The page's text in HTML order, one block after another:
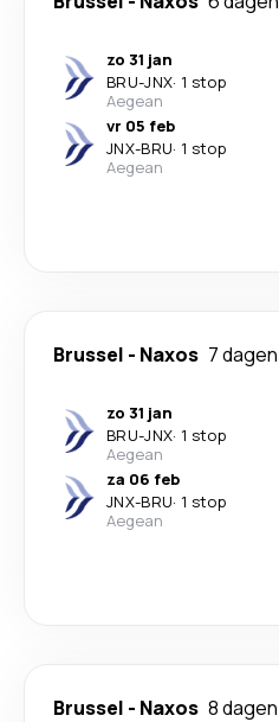
zo 31 jan
BRU-JNX· 1 stop
Aegean
vr 05 feb
JNX-BRU· 1 stop
Aegean
Brussel - Naxos 7 dagen
zo 31 jan
BRU-JNX· 1 stop
Aegean
za 06 feb
JNX-BRU· 1 stop
Aegean
Brussel - Naxos 8 dagen